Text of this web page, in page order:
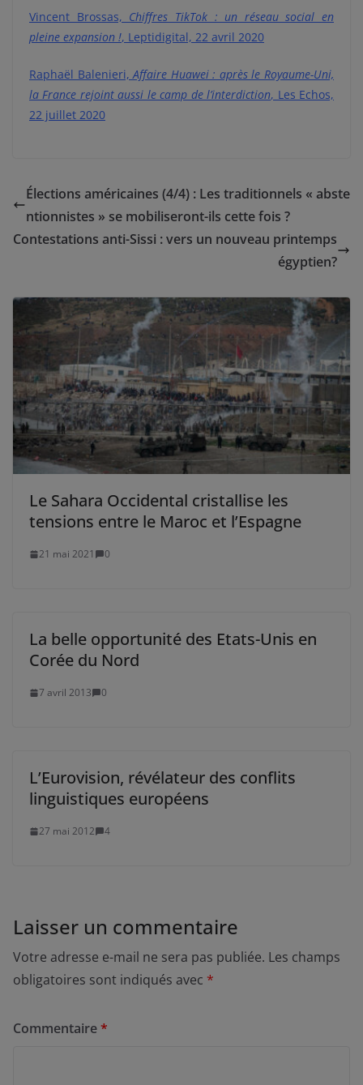
Vincent Brossas, Chiffres TikTok : un réseau social en
pleine expansion !, Leptidigital, 22 avril 2020
Raphaël Balenieri,Affaire Huawei : après le Royaume-Uni,
la France rejoint aussi le camp de l’interdiction, Les Echos,
22 juillet 2020
Élections américaines (4/4) : Les traditionnels « abste
ntionnistes » se mobiliseront-ils cette fois ?
Contestations anti-Sissi : vers un nouveau printemps
égyptien?
Le Sahara Occidental cristallise les
tensions entre le Maroc et l’Espagne
21 mai 2021 0
La belle opportunité des Etats-Unis en
Corée du Nord
7 avril 2013 0
L’Eurovision, révélateur des conflits
linguistiques européens
27 mai 2012 4
Laisser un commentaire
Votre adresse e-mail ne sera pas publiée. Les champs
obligatoires sont indiqués avec *
Commentaire*